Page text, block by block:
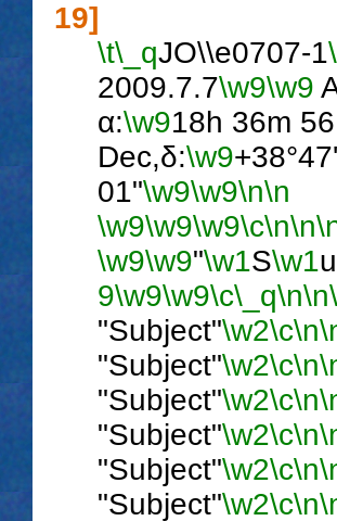
19]
\t\_qJO\\e0707-1
2009.7.7\w9\w9
α:\w918h 36m
Dec,δ:\w9+38°47'
01"\w9\w9\n\n
\w9\w9\w9\c\n\n
\w9\w9"\w1S\w1u
9\w9\w9\c\_q\n\n
"Subject"\w2\c\n
"Subject"\w2\c\n
"Subject"\w2\c\n
"Subject"\w2\c\n
"Subject"\w2\c\n
"Subject"\w2\c\n